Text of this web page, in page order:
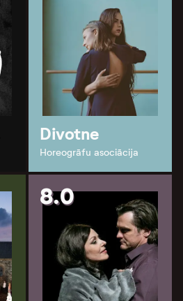
Divotne
Horeogrāfu asociācija
8.0